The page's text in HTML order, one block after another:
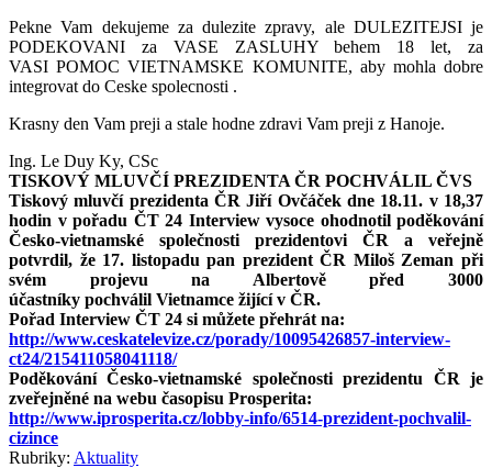
Pekne Vam dekujeme za dulezite zpravy, ale DULEZITEJSI je
PODEKOVANI za VASE ZASLUHY behem 18 let, za
VASI POMOC VIETNAMSKE KOMUNITE, aby mohla dobre
integrovat do Ceske spolecnosti .
Krasny den Vam preji a stale hodne zdravi Vam preji z Hanoje.
Ing. Le Duy Ky, CSc
TISKOVÝ MLUVČÍ PREZIDENTA ČR POCHVÁLIL ČVS
Tiskový mluvčí prezidenta ČR Jiří Ovčáček dne 18.11. v 18,37
hodin v pořadu ČT 24 Interview vysoce ohodnotil poděkování
Česko-vietnamské společnosti prezidentovi ČR a veřejně
potvrdil, že 17. listopadu pan prezident ČR Miloš Zeman při
svém projevu na Albertově před 3000
účastníky pochválil Vietnamce žijící v ČR.
Pořad Interview ČT 24 si můžete přehrát na:
http://www.ceskatelevize.cz/porady/10095426857-interview-
ct24/215411058041118/
Poděkování Česko-vietnamské společnosti prezidentu ČR je
zveřejněné na webu časopisu Prosperita:
http://www.iprosperita.cz/lobby-info/6514-prezident-pochvalil-
cizince
Rubriky: Aktuality